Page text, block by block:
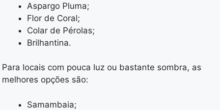
Aspargo Pluma;
Flor de Coral;
Colar de Pérolas;
Brilhantina.
Para locais com pouca luz ou bastante sombra, as
melhores opções são:
Samambaia;